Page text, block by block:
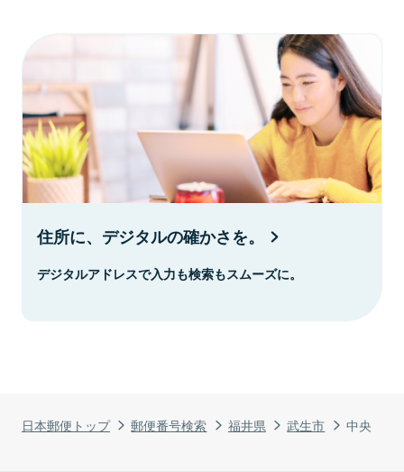
日本郵便トップ 郵便番号検索 福井県 武生市 中央
住所に、デジタルの確かさを。
デジタルアドレスで入力も検索もスムーズに。